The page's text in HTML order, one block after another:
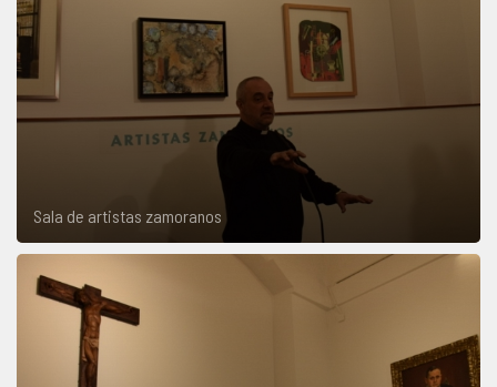
Sala de artistas zamoranos